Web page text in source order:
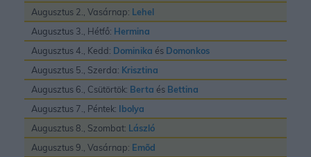
Augusztus 2., Vasárnap: Lehel
Augusztus 3., Hétfő: Hermina
Augusztus 4., Kedd: Dominika és Domonkos
Augusztus 5., Szerda: Krisztina
Augusztus 6., Csütörtök: Berta és Bettina
Augusztus 7., Péntek: Ibolya
Augusztus 8., Szombat: László
Augusztus 9., Vasárnap: Emõd